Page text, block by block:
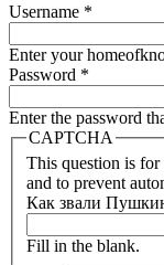
Username *
Enter your
Password *
Enter the password
CAPTCHA
This question is
and to prevent
Как звали
Fill in the blank.